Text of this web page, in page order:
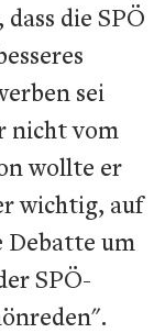
die SPÖ
sei
nicht vom
wollte er
wichtig, auf
Debatte um
SPÖ-